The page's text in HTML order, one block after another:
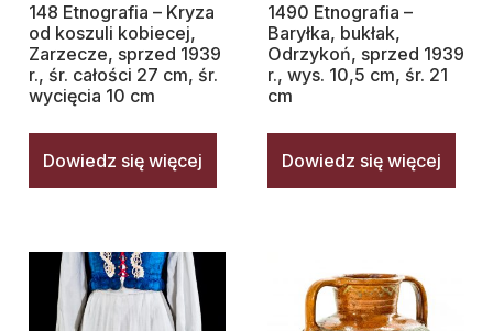
148 Etnografia – Kryza
od koszuli kobiecej,
Zarzecze, sprzed 1939
r., śr. całości 27 cm, śr.
wycięcia 10 cm
Dowiedz się więcej
1490 Etnografia –
Baryłka, bukłak,
Odrzykoń, sprzed 1939
r., wys. 10,5 cm, śr. 21
cm
Dowiedz się więcej